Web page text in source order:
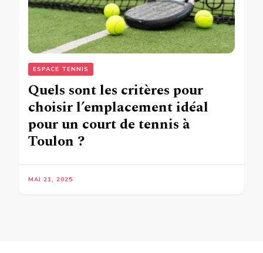
ESPACE TENNIS
Quels sont les critères pour
choisir l’emplacement idéal
pour un court de tennis à
Toulon ?
MAI 21, 2025